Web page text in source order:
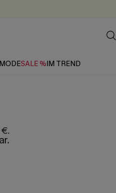
SALE %IM TREND